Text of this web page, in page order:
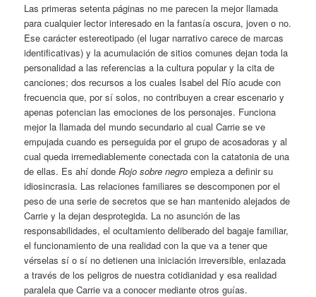
Las primeras setenta páginas no me parecen la mejor llamada
para cualquier lector interesado en la fantasía oscura, joven o no.
Ese carácter estereotipado (el lugar narrativo carece de marcas
identificativas) y la acumulación de sitios comunes dejan toda la
personalidad a las referencias a la cultura popular y la cita de
canciones; dos recursos a los cuales Isabel del Río acude con
frecuencia que, por sí solos, no contribuyen a crear escenario y
apenas potencian las emociones de los personajes. Funciona
mejor la llamada del mundo secundario al cual Carrie se ve
empujada cuando es perseguida por el grupo de acosadoras y al
cual queda irremediablemente conectada con la catatonia de una
de ellas. Es ahí dondeRojo sobre negro empieza a definir su
idiosincrasia. Las relaciones familiares se descomponen por el
peso de una serie de secretos que se han mantenido alejados de
Carrie y la dejan desprotegida. La no asunción de las
responsabilidades, el ocultamiento deliberado del bagaje familiar,
el funcionamiento de una realidad con la que va a tener que
vérselas sí o sí no detienen una iniciación irreversible, enlazada
a través de los peligros de nuestra cotidianidad y esa realidad
paralela que Carrie va a conocer mediante otros guías.